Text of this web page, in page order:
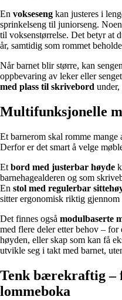
En vokseseng kan justeres i
sprinkelseng til juniorseng.
til voksenstørrelse. Det betyr at
år, samtidig som rommet
Når barnet blir større, kan
oppbevaring av leker eller
med plass til skrivebord
Multifunksjonelle
Et barnerom skal romme
Derfor er det smart å velge
Et bord med justerbar høyde
barnehagealderen og som
En stol med regulerbar
sitter ergonomisk riktig gjennom
Det finnes også modulbaserte
med flere deler etter behov –
høyden, eller skap som kan få
utvikle seg i takt med barnet,
Tenk bærekraftig –
lommeboka